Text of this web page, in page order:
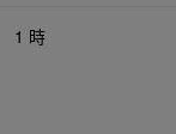
1 時